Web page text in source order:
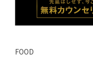
FOOD